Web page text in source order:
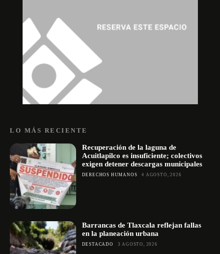
LO MÁS RECIENTE
Recuperación de la laguna de
Acuitlapilco es insuficiente; colectivos
exigen detener descargas municipales
DERECHOS HUMANOS 4 AGOSTO, 2026
Barrancas de Tlaxcala reflejan fallas
en la planeación urbana
DESTACADO 3 AGOSTO, 2026